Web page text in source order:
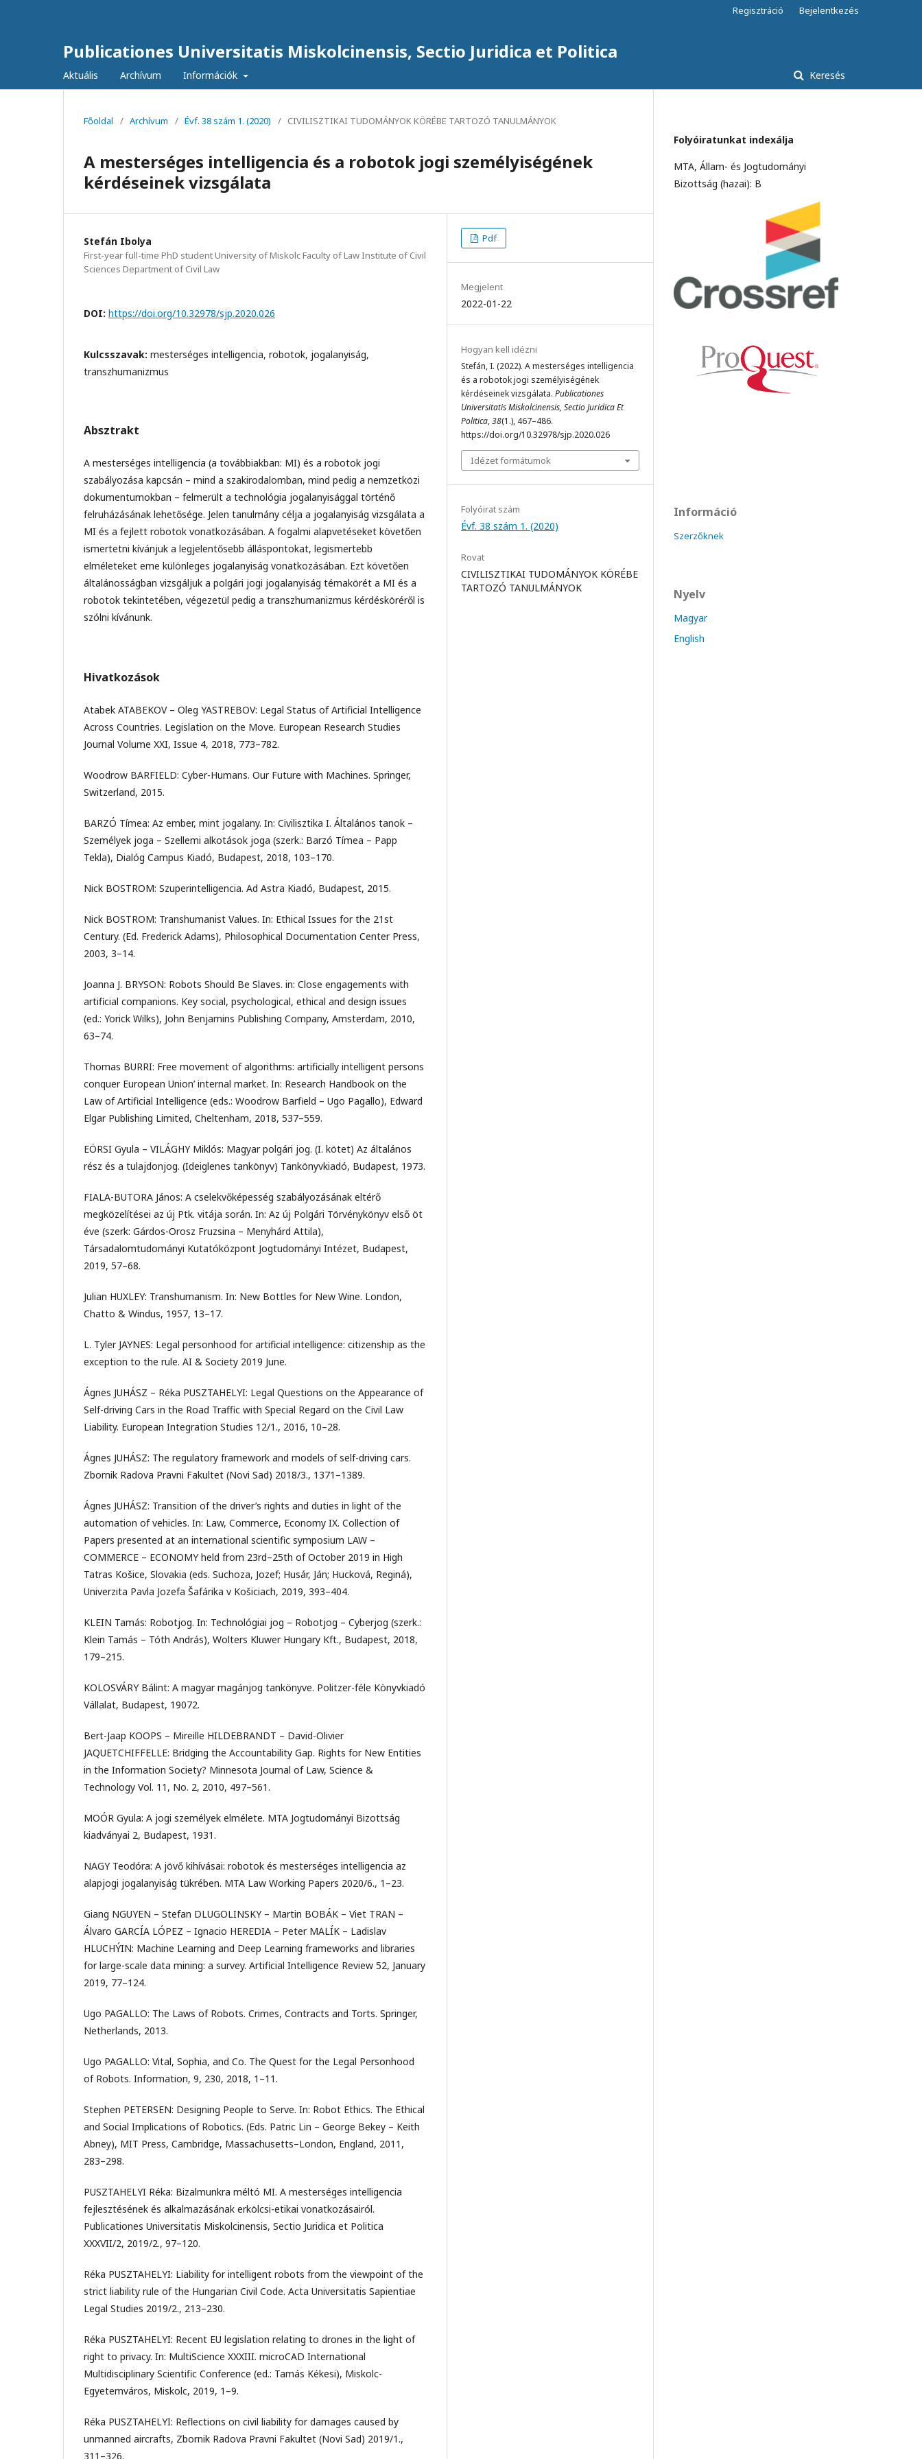
Publicationes Universitatis Miskolcinensis, Sectio Juridica et Politica
Aktuális Archívum Információk Keresés
Regisztráció Bejelentkezés
Főoldal / Archívum / Évf. 38 szám 1. (2020) / CIVILISZTIKAI TUDOMÁNYOK KÖRÉBE TARTOZÓ TANULMÁNYOK
A mesterséges intelligencia és a robotok jogi személyiségének
kérdéseinek vizsgálata
Stefán Ibolya
First-year full-time PhD student University of Miskolc Faculty of Law Institute of Civil
Sciences Department of Civil Law
DOI: https://doi.org/10.32978/sjp.2020.026
Kulcsszavak: mesterséges intelligencia, robotok, jogalanyiság,
transzhumanizmus
Absztrakt
A mesterséges intelligencia (a továbbiakban: MI) és a robotok jogi
szabályozása kapcsán – mind a szakirodalomban, mind pedig a nemzetközi
dokumentumokban – felmerült a technológia jogalanyisággal történő
felruházásának lehetősége. Jelen tanulmány célja a jogalanyiság vizsgálata a
MI és a fejlett robotok vonatkozásában. A fogalmi alapvetéseket követően
ismertetni kívánjuk a legjelentősebb álláspontokat, legismertebb
elméleteket eme különleges jogalanyiság vonatkozásában. Ezt követően
általánosságban vizsgáljuk a polgári jogi jogalanyiság témakörét a MI és a
robotok tekintetében, végezetül pedig a transzhumanizmus kérdésköréről is
szólni kívánunk.
Hivatkozások
Atabek ATABEKOV – Oleg YASTREBOV: Legal Status of Artificial Intelligence
Across Countries. Legislation on the Move. European Research Studies
Journal Volume XXI, Issue 4, 2018, 773–782.
Woodrow BARFIELD: Cyber-Humans. Our Future with Machines. Springer,
Switzerland, 2015.
BARZÓ Tímea: Az ember, mint jogalany. In: Civilisztika I. Általános tanok –
Személyek joga – Szellemi alkotások joga (szerk.: Barzó Tímea – Papp
Tekla), Dialóg Campus Kiadó, Budapest, 2018, 103–170.
Nick BOSTROM: Szuperintelligencia. Ad Astra Kiadó, Budapest, 2015.
Nick BOSTROM: Transhumanist Values. In: Ethical Issues for the 21st
Century. (Ed. Frederick Adams), Philosophical Documentation Center Press,
2003, 3–14.
Joanna J. BRYSON: Robots Should Be Slaves. in: Close engagements with
artificial companions. Key social, psychological, ethical and design issues
(ed.: Yorick Wilks), John Benjamins Publishing Company, Amsterdam, 2010,
63–74.
Thomas BURRI: Free movement of algorithms: artificially intelligent persons
conquer European Union’ internal market. In: Research Handbook on the
Law of Artificial Intelligence (eds.: Woodrow Barfield – Ugo Pagallo), Edward
Elgar Publishing Limited, Cheltenham, 2018, 537–559.
EÖRSI Gyula – VILÁGHY Miklós: Magyar polgári jog. (I. kötet) Az általános
rész és a tulajdonjog. (Ideiglenes tankönyv) Tankönyvkiadó, Budapest, 1973.
FIALA-BUTORA János: A cselekvőképesség szabályozásának eltérő
megközelítései az új Ptk. vitája során. In: Az új Polgári Törvénykönyv első öt
éve (szerk: Gárdos-Orosz Fruzsina – Menyhárd Attila),
Társadalomtudományi Kutatóközpont Jogtudományi Intézet, Budapest,
2019, 57–68.
Julian HUXLEY: Transhumanism. In: New Bottles for New Wine. London,
Chatto & Windus, 1957, 13–17.
L. Tyler JAYNES: Legal personhood for artificial intelligence: citizenship as the
exception to the rule. AI & Society 2019 June.
Ágnes JUHÁSZ – Réka PUSZTAHELYI: Legal Questions on the Appearance of
Self-driving Cars in the Road Traffic with Special Regard on the Civil Law
Liability. European Integration Studies 12/1., 2016, 10–28.
Ágnes JUHÁSZ: The regulatory framework and models of self-driving cars.
Zbornik Radova Pravni Fakultet (Novi Sad) 2018/3., 1371–1389.
Ágnes JUHÁSZ: Transition of the driver’s rights and duties in light of the
automation of vehicles. In: Law, Commerce, Economy IX. Collection of
Papers presented at an international scientific symposium LAW –
COMMERCE – ECONOMY held from 23rd–25th of October 2019 in High
Tatras Košice, Slovakia (eds. Suchoza, Jozef; Husár, Ján; Hucková, Reginá),
Univerzita Pavla Jozefa Šafárika v Košiciach, 2019, 393–404.
KLEIN Tamás: Robotjog. In: Technológiai jog – Robotjog – Cyberjog (szerk.:
Klein Tamás – Tóth András), Wolters Kluwer Hungary Kft., Budapest, 2018,
179–215.
KOLOSVÁRY Bálint: A magyar magánjog tankönyve. Politzer-féle Könyvkiadó
Vállalat, Budapest, 19072.
Bert-Jaap KOOPS – Mireille HILDEBRANDT – David-Olivier
JAQUETCHIFFELLE: Bridging the Accountability Gap. Rights for New Entities
in the Information Society? Minnesota Journal of Law, Science &
Technology Vol. 11, No. 2, 2010, 497–561.
MOÓR Gyula: A jogi személyek elmélete. MTA Jogtudományi Bizottság
kiadványai 2, Budapest, 1931.
NAGY Teodóra: A jövő kihívásai: robotok és mesterséges intelligencia az
alapjogi jogalanyiság tükrében. MTA Law Working Papers 2020/6., 1–23.
Giang NGUYEN – Stefan DLUGOLINSKY – Martin BOBÁK – Viet TRAN –
Álvaro GARCÍA LÓPEZ – Ignacio HEREDIA – Peter MALÍK – Ladislav
HLUCHÝIN: Machine Learning and Deep Learning frameworks and libraries
for large-scale data mining: a survey. Artificial Intelligence Review 52, January
2019, 77–124.
Ugo PAGALLO: The Laws of Robots. Crimes, Contracts and Torts. Springer,
Netherlands, 2013.
Ugo PAGALLO: Vital, Sophia, and Co. The Quest for the Legal Personhood
of Robots. Information, 9, 230, 2018, 1–11.
Stephen PETERSEN: Designing People to Serve. In: Robot Ethics. The Ethical
and Social Implications of Robotics. (Eds. Patric Lin – George Bekey – Keith
Abney), MIT Press, Cambridge, Massachusetts–London, England, 2011,
283–298.
PUSZTAHELYI Réka: Bizalmunkra méltó MI. A mesterséges intelligencia
fejlesztésének és alkalmazásának erkölcsi-etikai vonatkozásairól.
Publicationes Universitatis Miskolcinensis, Sectio Juridica et Politica
XXXVII/2, 2019/2., 97–120.
Réka PUSZTAHELYI: Liability for intelligent robots from the viewpoint of the
strict liability rule of the Hungarian Civil Code. Acta Universitatis Sapientiae
Legal Studies 2019/2., 213–230.
Réka PUSZTAHELYI: Recent EU legislation relating to drones in the light of
right to privacy. In: MultiScience XXXIII. microCAD International
Multidisciplinary Scientific Conference (ed.: Tamás Kékesi), Miskolc-
Egyetemváros, Miskolc, 2019, 1–9.
Réka PUSZTAHELYI: Reflections on civil liability for damages caused by
unmanned aircrafts, Zbornik Radova Pravni Fakultet (Novi Sad) 2019/1.,
311–326.
Pdf
Megjelent
2022-01-22
Hogyan kell idézni
Stefán, I. (2022). A mesterséges intelligencia
és a robotok jogi személyiségének
kérdéseinek vizsgálata. Publicationes
Universitatis Miskolcinensis, Sectio Juridica Et
Politica,38(1.), 467–486.
https://doi.org/10.32978/sjp.2020.026
Idézet formátumok
Folyóirat szám
Évf. 38 szám 1. (2020)
Rovat
CIVILISZTIKAI TUDOMÁNYOK KÖRÉBE
TARTOZÓ TANULMÁNYOK
Folyóiratunkat indexálja
MTA, Állam- és Jogtudományi
Bizottság (hazai): B
Információ
Szerzőknek
Nyelv
Magyar
English